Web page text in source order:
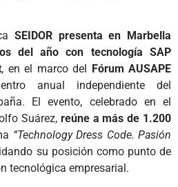
SEIDOR presenta en Marbella
del año con tecnología SAP
, en el marco del Fórum AUSAPE
anual independiente del
El evento, celebrado en el
Suárez, reúne a más de 1.200
“Technology Dress Code. Pasión
su posición como punto de
tecnológica empresarial.